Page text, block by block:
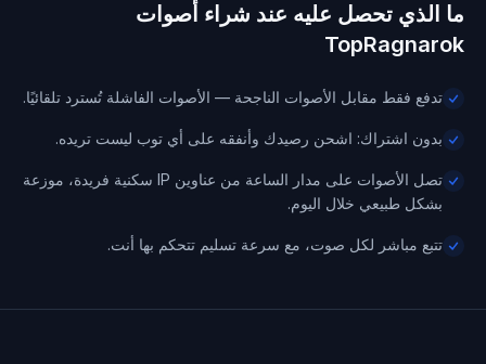
ما الذي تحصل عليه عند شراء أصوات
TopRagnarok
تدفع فقط مقابل الأصوات الناجحة — الأصوات الفاشلة تُسترد تلقائيًا.
بدون اشتراك: اشحن رصيدك وأنفقه على أي توب ليست تريده.
تصل الأصوات على مدار الساعة من عناوين IP سكنية فريدة، موزعة
بشكل طبيعي خلال اليوم.
تتبع مباشر لكل صوت، مع سرعة تسليم تتحكم بها أنت.